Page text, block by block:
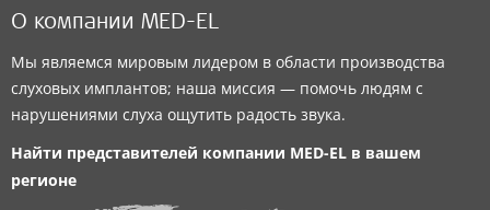
О компании MED-EL
Мы являемся мировым лидером в области производства
слуховых имплантов; наша миссия — помочь людям с
нарушениями слуха ощутить радость звука.
Найти представителей компании MED-EL в вашем
регионе